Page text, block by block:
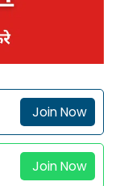
Join Now
Join Now